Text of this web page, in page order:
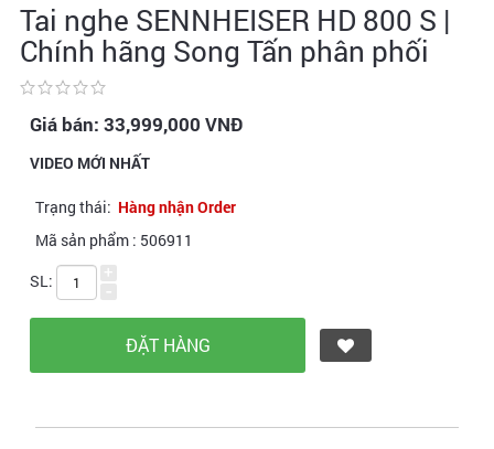
Tai nghe SENNHEISER HD 800 S |
Chính hãng Song Tấn phân phối
Giá bán: 33,999,000 VNĐ
VIDEO MỚI NHẤT
Trạng thái: Hàng nhận Order
Mã sản phẩm : 506911
SL: